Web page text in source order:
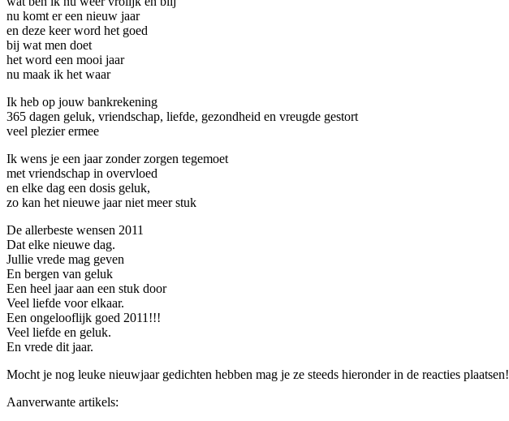
nu komt er een nieuw jaar
en deze keer word het goed
bij wat men doet
het word een mooi jaar
nu maak ik het waar
Ik heb op jouw bankrekening
365 dagen geluk, vriendschap, liefde, gezondheid en vreugde gestort
veel plezier ermee
Ik wens je een jaar zonder zorgen tegemoet
met vriendschap in overvloed
en elke dag een dosis geluk,
zo kan het nieuwe jaar niet meer stuk
De allerbeste wensen 2011
Dat elke nieuwe dag.
Jullie vrede mag geven
En bergen van geluk
Een heel jaar aan een stuk door
Veel liefde voor elkaar.
Een ongelooflijk goed 2011!!!
Veel liefde en geluk.
En vrede dit jaar.
Mocht je nog leuke nieuwjaar gedichten hebben mag je ze steeds hieronder in de reacties plaatsen!
Aanverwante artikels: